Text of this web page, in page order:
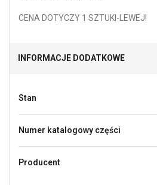
CENA DOTYCZY 1 SZTUKI-LEWEJ!
INFORMACJE DODATKOWE
Stan
Numer katalogowy części
Producent